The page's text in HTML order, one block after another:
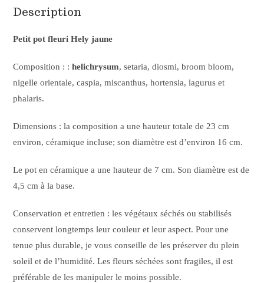
Description
Petit pot fleuri Hely jaune
Composition : :helichrysum, setaria, diosmi, broom bloom,
nigelle orientale, caspia, miscanthus, hortensia, lagurus et
phalaris.
Dimensions : la composition a une hauteur totale de 23 cm
environ, céramique incluse; son diamètre est d’environ 16 cm.
Le pot en céramique a une hauteur de 7 cm. Son diamètre est de
4,5 cm à la base.
Conservation et entretien : les végétaux séchés ou stabilisés
conservent longtemps leur couleur et leur aspect. Pour une
tenue plus durable, je vous conseille de les préserver du plein
soleil et de l’humidité. Les fleurs séchées sont fragiles, il est
préférable de les manipuler le moins possible.